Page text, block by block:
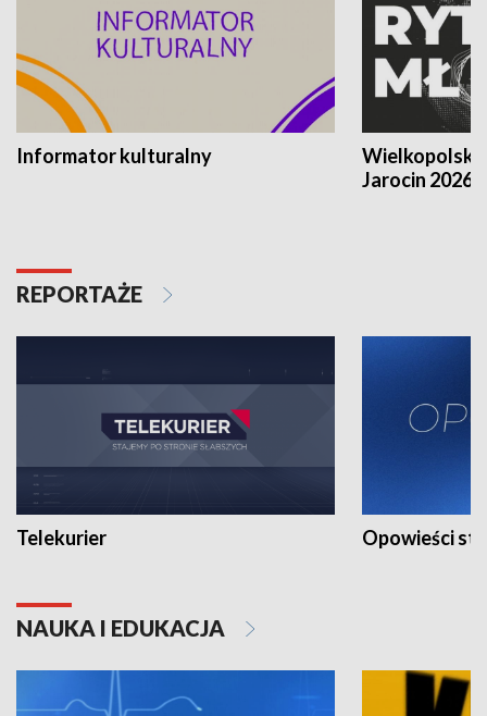
Informator kulturalny
Jarocin 2026
REPORTAŻE
Telekurier Opowieści
NAUKA I EDUKACJA